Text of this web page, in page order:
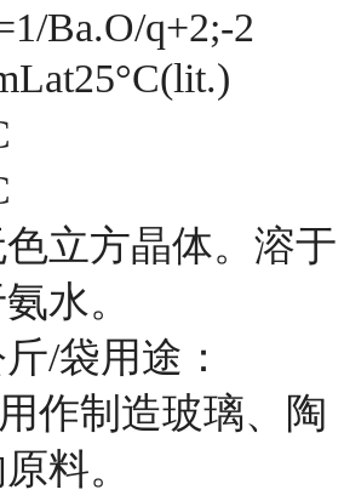
Ba.O/q+2;-2
立方晶体。溶于
水。
/袋用途：
作制造玻璃、陶
料。